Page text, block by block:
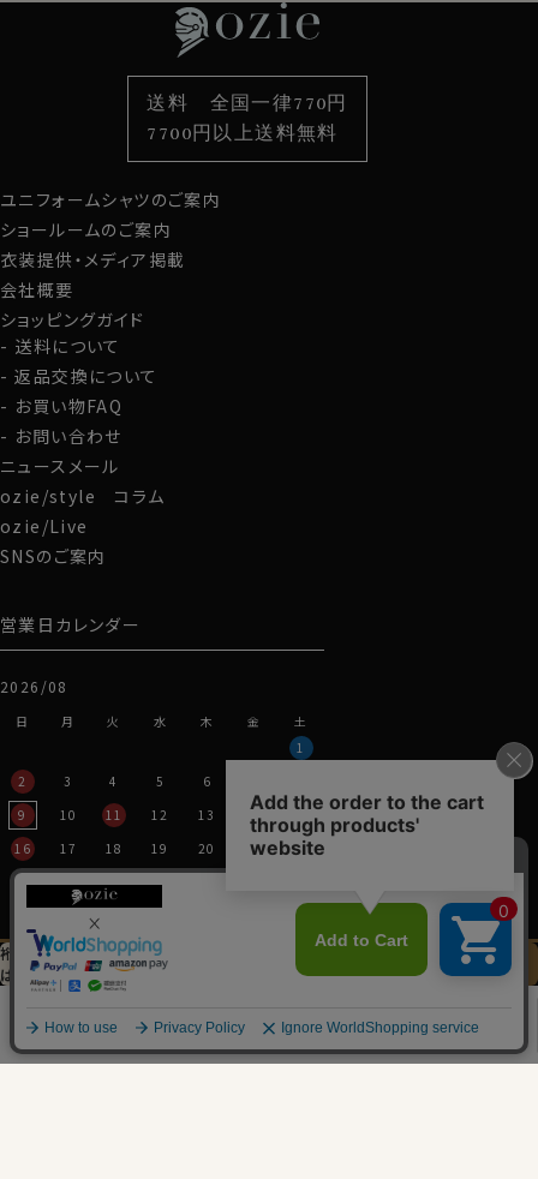
●コーディネートいろいろ、イタリアンカラー＆ボタンダ
衿開きのきれいなノータイ専用オープンカラーのイタリア
ンカラー＆ボタンダウン。
フランネルを使ったネルシャツは秋冬のカジュアルスタイ
ルに欠かせないシャツです。
ただ、アメカジテイストのスタイリングには最適ですが、
ジャケットの下などに上品に着用するのが難しいのがネ
ルシャツです。
しかしこのシャツは、今までのネルシャツと一線を画す、ド
レッシーな仕上がりだけに、ジャケットやウールパンツと
合わせたり、レザーのブルゾンやジーンズなどと合わせて
上品に着用するのがおすすめです。
カジュアルはもちろん、スーツやジャケットと合わせてビ
ジネスに、ストレッチ性があるのでゴルフやスポーツに、
広範囲にコーディネイトできる大人気ビズポロ・ニットシ
ャツです。
S-37～4L-47cm /トールサイズ M-88・L-90・LL-
スポット商品につき再入荷はございませんのでご了承く
ださい。
裄丈加工＆イニシャル刺繍
は
先にお選びください
この商品を
カートに入れる
袖・カフス型から選ぶ
色から選ぶ
柄から選ぶ
スタイルから選ぶ
カジュアルシャツ
定番シャツ
カフスボタン
サスペンダー
財布・名刺入れ
バッグ
ストール・マフラー
グローブ
ユニフォームシャツのご案内
ショールームのご案内
衣装提供・メディア掲載
会社概要
ショッピングガイド
送料について
返品交換について
お買い物FAQ
お問い合わせ
ニュースメール
ozie/style コラム
ozie/Live
SNSのご案内
営業日カレンダー
2026/08
日 月 火 水 木 金
土
1
2
3 4 5 6
9
10 11 12 13 14
15
16
17 18 19 20 21
22
23
24 25 26
2026/09
1
2 3
5
6
7 8 9 10 11
12
送料 全国一律770円
7700円以上送料無料